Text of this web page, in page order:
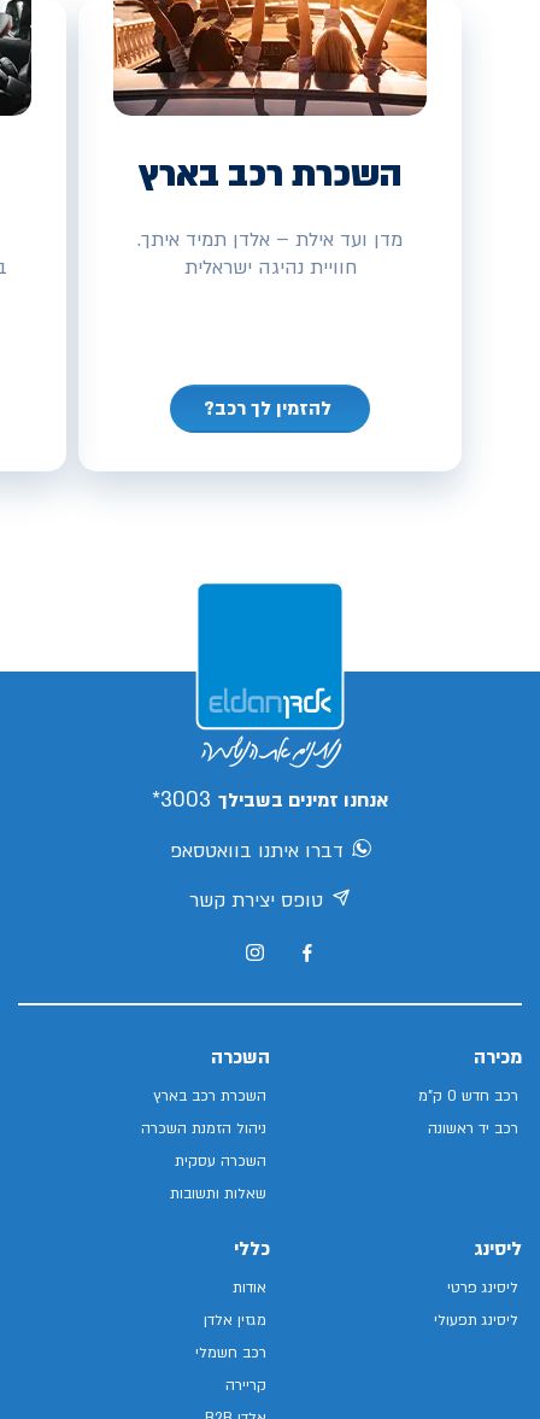
השכרת רכב בארץ
מדן ועד אילת – אלדן תמיד איתך.
חוויית נהיגה ישראלית
להזמין לך רכב?
אנחנו זמינים בשבילך 3003*
דברו איתנו בוואטסאפ
טופס יצירת קשר
מכירה
רכב חדש 0 ק"מ
רכב יד ראשונה
השכרה
השכרת רכב בארץ
ניהול הזמנת השכרה
השכרה עסקית
שאלות ותשובות
ליסינג
ליסינג פרטי
ליסינג תפעולי
כללי
אודות
מגזין אלדן
רכב חשמלי
קריירה